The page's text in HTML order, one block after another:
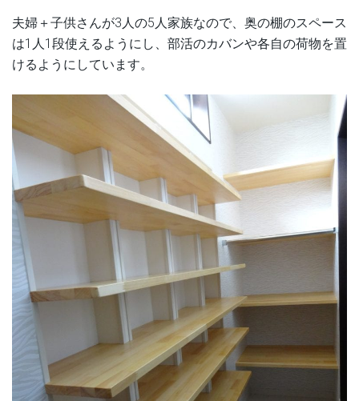
夫婦＋子供さんが3人の5人家族なので、奥の棚のスペース
は1人1段使えるようにし、部活のカバンや各自の荷物を置
けるようにしています。